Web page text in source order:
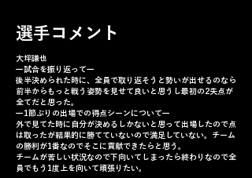
選手コメント
大坪謙也
一試合を振り返って一
後半決められた時に、全員で取り返そうと勢いが出せるのなら
前半からもっと戦う姿勢を見せて良いと思うし最初の2失点が
全てだと思った。
一1節ぶりの出場での得点シーンについて一
外で見てた時に自分が決めるしかないと思って出場したので点
は取ったが結果的に勝てていないので満足していない。チーム
の勝利が1番なのでそこに貢献できたらと思う。
チームが苦しい状況なので下向いてしまったら終わりなので全
員でもう1度上を向いて頑張りたい。